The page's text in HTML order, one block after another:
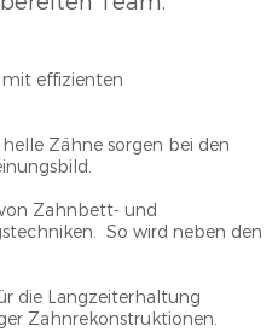
effizienten
Zähne sorgen bei den
Zahnbett- und
So wird neben den
die Langzeiterhaltung
Zahnrekonstruktionen.